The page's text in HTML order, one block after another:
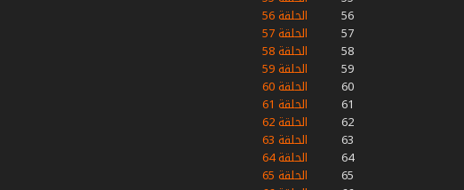
56
الحلقة 56
57
الحلقة 57
58
الحلقة 58
59
الحلقة 59
60
الحلقة 60
61
الحلقة 61
62
الحلقة 62
63
الحلقة 63
64
الحلقة 64
65
الحلقة 65